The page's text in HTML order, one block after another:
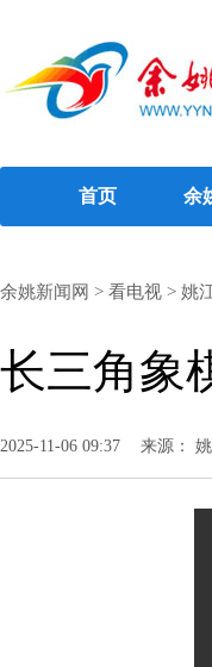
首页 余
余姚新闻网 > 看电视 > 姚
长三角象
2025-11-06 09:37 来源：